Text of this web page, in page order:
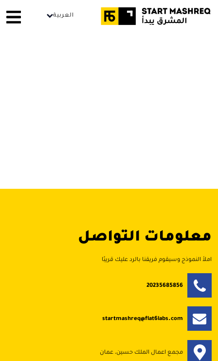
العربية
معلومات التواصل
املأ النموذج وسيقوم فريقنا بالرد عليك قريبًا
20235685856
startmashreq@flat6labs.com
مجمع اعمال الملك حسين، عمان